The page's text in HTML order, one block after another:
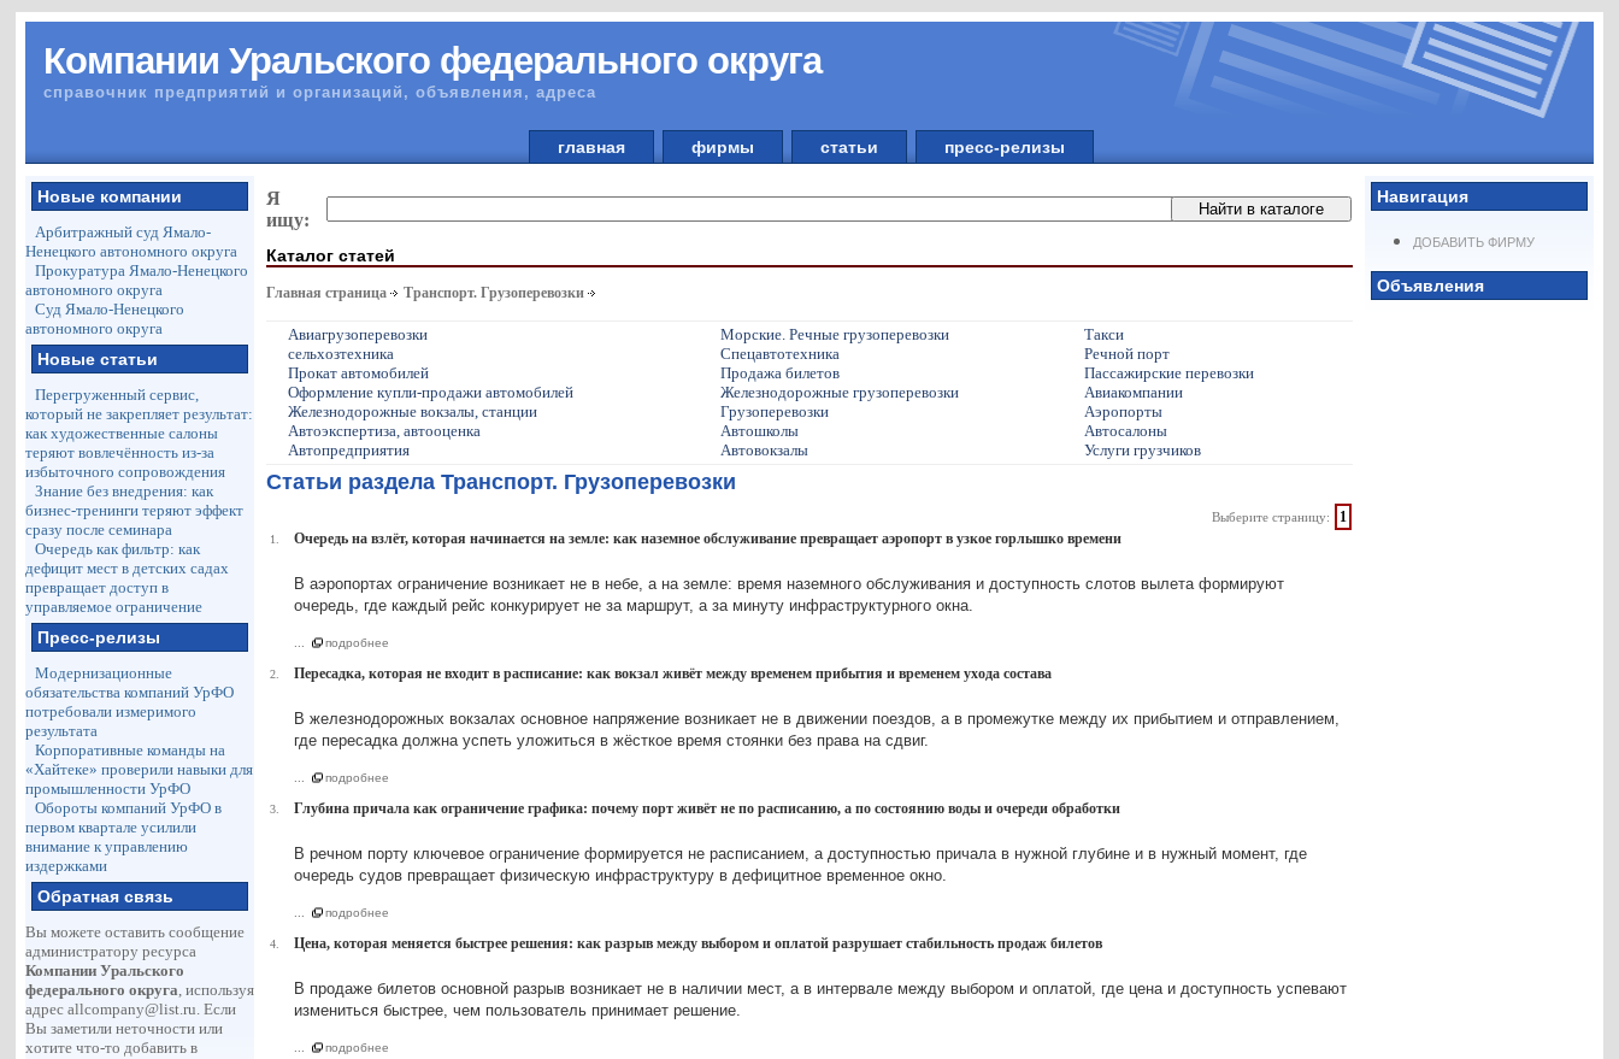
Компании Уральского федерального округа
справочник предприятий и организаций, объявления, адреса
главная фирмы статьи пресс-релизы
Новые компании
Арбитражный суд Ямало-
Ненецкого автономного округа
Прокуратура Ямало-Ненецкого
автономного округа
Суд Ямало-Ненецкого
автономного округа
Новые статьи
Перегруженный сервис,
который не закрепляет результат:
как художественные салоны
теряют вовлечённость из-за
избыточного сопровождения
Знание без внедрения: как
бизнес-тренинги теряют эффект
сразу после семинара
Очередь как фильтр: как
дефицит мест в детских садах
превращает доступ в
управляемое ограничение
Пресс-релизы
Модернизационные
обязательства компаний УрФО
потребовали измеримого
результата
Корпоративные команды на
«Хайтеке» проверили навыки для
промышленности УрФО
Обороты компаний УрФО в
первом квартале усилили
внимание к управлению
издержками
Обратная связь
Вы можете оставить сообщение
администратору ресурса
Компании Уральского
федерального округа, используя
адресallcompany@list.ru. Если
Вы заметили неточности или
хотите что-то добавить в
Навигация
ДОБАВИТЬ ФИРМУ
Объявления
Я
ищу:
Каталог статей
Главная страница Транспорт. Грузоперевозки
Авиагрузоперевозки Морские. Речные грузоперевозки
Такси
сельхозтехника
Спецавтотехника
Речной порт
Прокат автомобилей
Продажа билетов
Пассажирские перевозки
Оформление купли-продажи автомобилей
Железнодорожные грузоперевозки
Авиакомпании
Железнодорожные вокзалы, станции
Грузоперевозки
Аэропорты
Автоэкспертиза, автооценка
Автошколы
Автосалоны
Автопредприятия
Автовокзалы Услуги грузчиков
Статьи раздела Транспорт. Грузоперевозки
Выберите страницу: 1
1. Очередь на взлёт, которая начинается на земле: как наземное обслуживание превращает аэропорт в узкое горлышко времени
В аэропортах ограничение возникает не в небе, а на земле: время наземного обслуживания и доступность слотов вылета формируют
очередь, где каждый рейс конкурирует не за маршрут, а за минуту инфраструктурного окна.
подробнее
2. Пересадка, которая не входит в расписание: как вокзал живёт между временем прибытия и временем ухода состава
В железнодорожных вокзалах основное напряжение возникает не в движении поездов, а в промежутке между их прибытием и отправлением,
где пересадка должна успеть уложиться в жёсткое время стоянки без права на сдвиг.
подробнее
3. Глубина причала как ограничение графика: почему порт живёт не по расписанию, а по состоянию воды и очереди обработки
В речном порту ключевое ограничение формируется не расписанием, а доступностью причала в нужной глубине и в нужный момент, где
очередь судов превращает физическую инфраструктуру в дефицитное временное окно.
подробнее
4. Цена, которая меняется быстрее решения: как разрыв между выбором и оплатой разрушает стабильность продаж билетов
В продаже билетов основной разрыв возникает не в наличии мест, а в интервале между выбором и оплатой, где цена и доступность успевают
измениться быстрее, чем пользователь принимает решение.
подробнее